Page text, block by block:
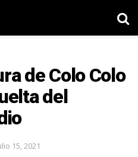
de Colo Colo
del
15, 2021